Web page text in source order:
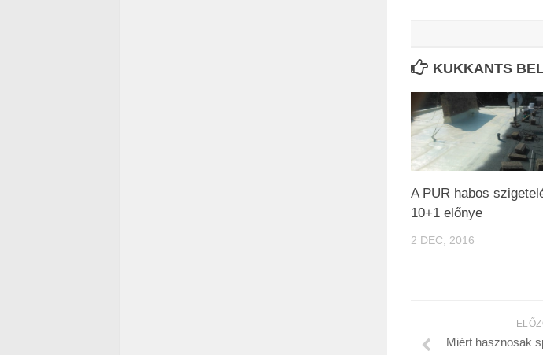
KUKKANTS
A PUR habos
10+1 előnye
2 DEC, 2016
Miért hasznosak